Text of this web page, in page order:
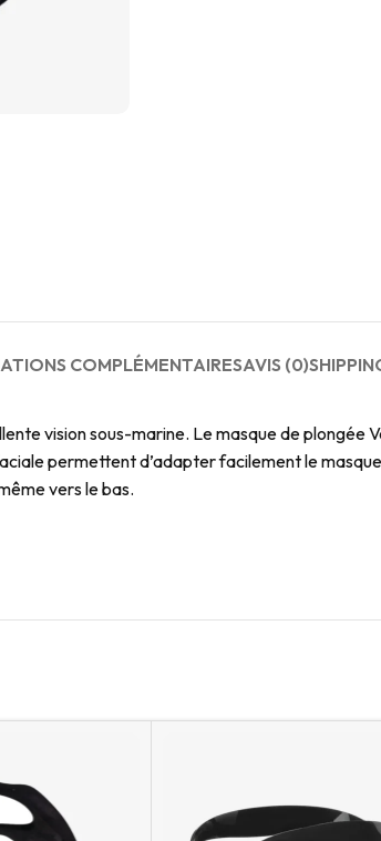
COMPLÉMENTAIRESAVIS (0)
vision sous-marine. Le masque de plongée
permettent d’adapter facilement le
vers le bas.